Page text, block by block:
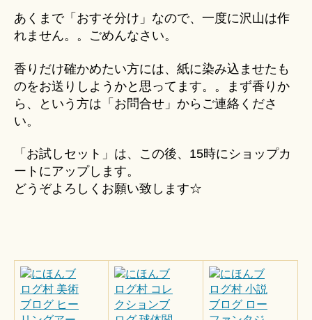
あくまで「おすそ分け」なので、一度に沢山は作
れません。。ごめんなさい。
香りだけ確かめたい方には、紙に染み込ませたも
のをお送りしようかと思ってます。。まず香りか
ら、という方は「お問合せ」からご連絡くださ
い。
「お試しセット」は、この後、15時にショップカ
ートにアップします。
どうぞよろしくお願い致します☆